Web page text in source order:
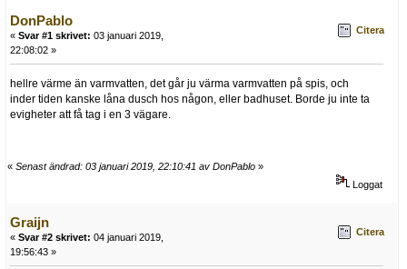
DonPablo
« Svar #1 skrivet: 03 januari 2019,
22:08:02 »
Citera
hellre värme än varmvatten, det går ju värma varmvatten på spis, och
inder tiden kanske låna dusch hos någon, eller badhuset. Borde ju inte ta
evigheter att få tag i en 3 vägare.
« Senast ändrad: 03 januari 2019, 22:10:41 av DonPablo »
Loggat
Graijn
« Svar #2 skrivet: 04 januari 2019,
19:56:43 »
Citera